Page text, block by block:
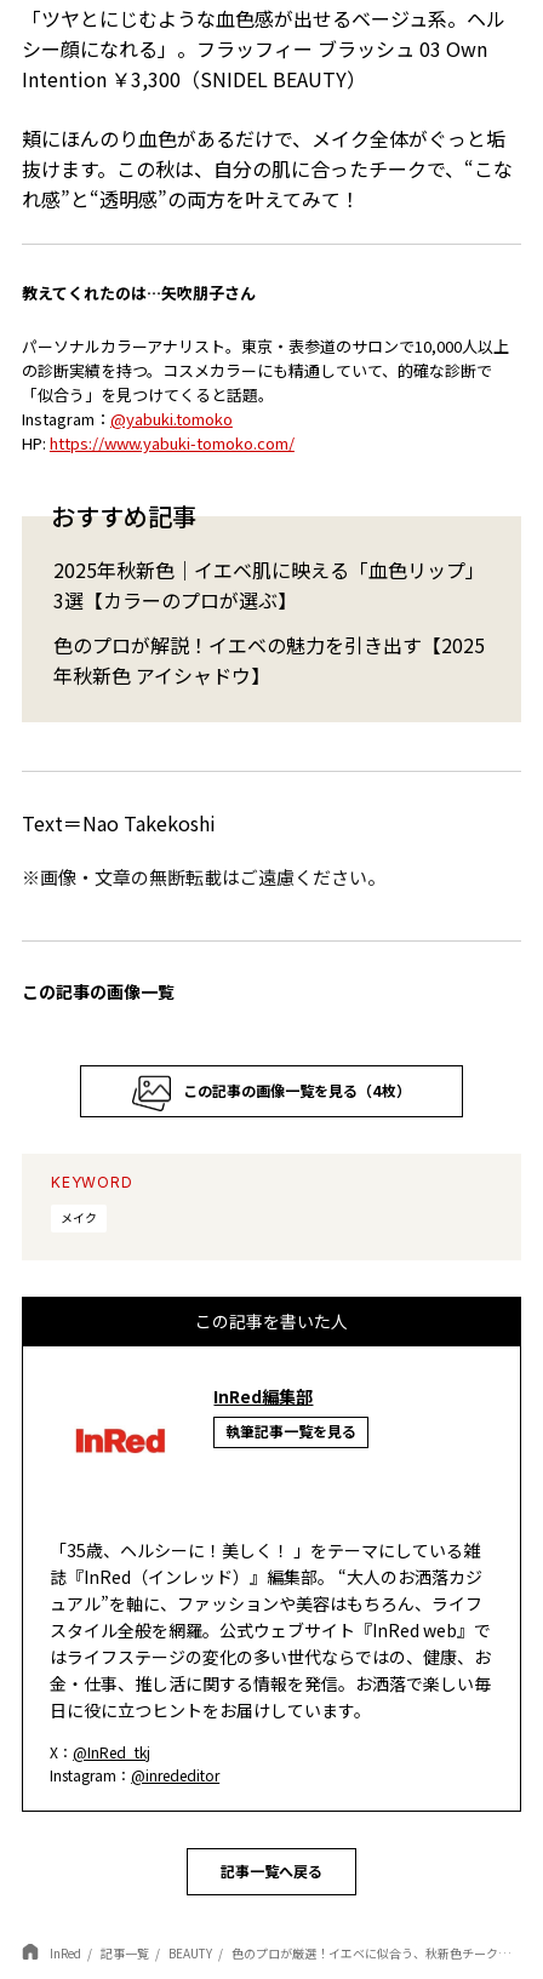
「ツヤとにじむような血色感が出せるベージュ系。ヘル
シー顔になれる」。フラッフィー ブラッシュ 03 Own
Intention ￥3,300（SNIDEL BEAUTY）
頬にほんのり血色があるだけで、メイク全体がぐっと垢
抜けます。この秋は、自分の肌に合ったチークで、“こな
れ感”と“透明感”の両方を叶えてみて！
教えてくれたのは…矢吹朋子さん
パーソナルカラーアナリスト。東京・表参道のサロンで10,000人以上
の診断実績を持つ。コスメカラーにも精通していて、的確な診断で
「似合う」を見つけてくると話題。
Instagram： @yabuki.tomoko
HP: https://www.yabuki-tomoko.com/
おすすめ記事
2025年秋新色｜イエベ肌に映える「血色リップ」
3選【カラーのプロが選ぶ】
色のプロが解説！イエベの魅力を引き出す【2025
年秋新色 アイシャドウ】
Text＝Nao Takekoshi
※画像・文章の無断転載はご遠慮ください。
この記事の画像一覧
この記事の画像一覧を見る（4枚）
KEYWORD
メイク
この記事を書いた人
InRed編集部
執筆記事一覧を見る
「35歳、ヘルシーに！美しく！ 」をテーマにしている雑
誌『InRed（インレッド）』編集部。 “大人のお洒落カジ
ュアル”を軸に、ファッションや美容はもちろん、ライフ
スタイル全般を網羅。公式ウェブサイト『InRed web』で
はライフステージの変化の多い世代ならではの、健康、お
金・仕事、推し活に関する情報を発信。お洒落で楽しい毎
日に役に立つヒントをお届けしています。
X：@InRed_tkj
Instagram：@inrededitor
記事一覧へ戻る
InRed 記事一覧 BEAUTY 色のプロが厳選！イエベに似合う、秋新色チークでこなれ感アップ！